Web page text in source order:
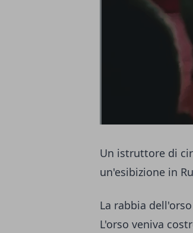
Un istruttore di
un'esibizione in
La rabbia dell'orso
L'orso veniva